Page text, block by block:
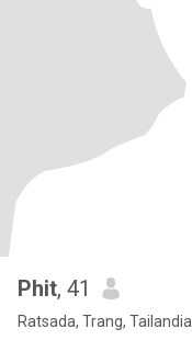
Phit, 41
Ratsada, Trang, Tailandia